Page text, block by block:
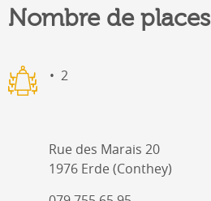
Nombre de places
2
Rue des Marais 20
1976 Erde (Conthey)